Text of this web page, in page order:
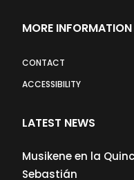
MORE INFORMATION
CONTACT
ACCESSIBILITY
LATEST NEWS
Musikene en la
Sebastián